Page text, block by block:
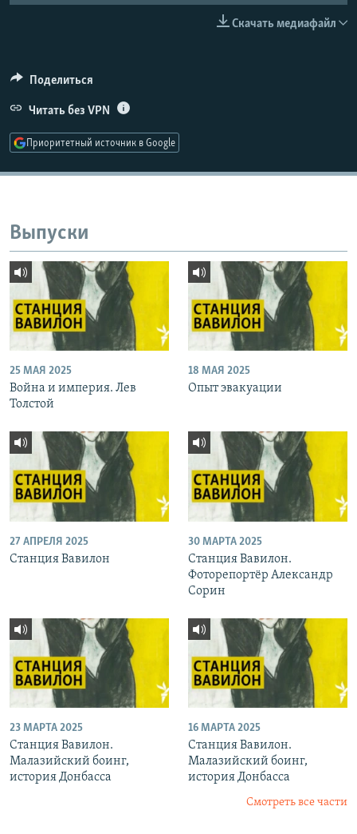
СОЦИАЛЬНЫЕ СЕТИ
Скачать медиафайл
Поделиться
Читать без VPN
Приоритетный источник в Google
Выпуски
25 МАЯ 2025
Война и империя. Лев
Толстой
18 МАЯ 2025
Опыт эвакуации
27 АПРЕЛЯ 2025
Станция Вавилон
30 МАРТА 2025
Станция Вавилон.
Фоторепортёр Александр
Сорин
23 МАРТА 2025
Станция Вавилон.
Малазийский боинг,
история Донбасса
16 МАРТА 2025
Станция Вавилон.
Малазийский боинг,
история Донбасса
Смотреть все части